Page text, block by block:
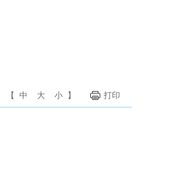
【 中 大 小 】 打印